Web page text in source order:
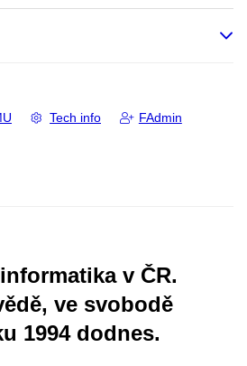
Tech info FAdmin
v ČR.
ve svobodě
1994 dodnes.